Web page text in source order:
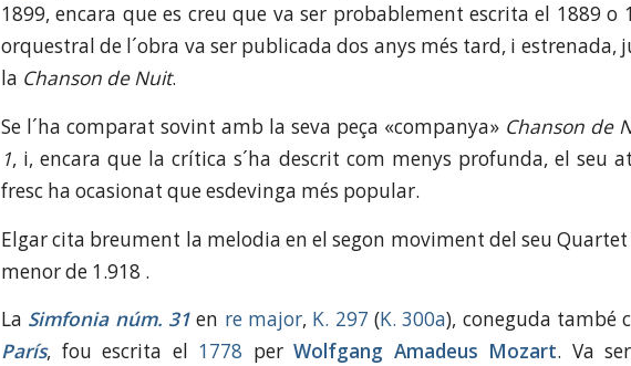
1899, encara que es creu que va ser probablement escrita el 1889 o
orquestral de l´obra va ser publicada dos anys més tard, i
la Chanson de Nuit.
Se l´ha comparat sovint amb la seva peça «companya» Chanson de
1, i, encara que la críticas´ha descrit com menys profunda, el seu
fresc ha ocasionat que esdevinga més popular.
Elgar cita breument la melodia en el segon moviment del seu
menor de 1.918 .
La Simfonia núm. 31 en re major, K. 297 (K. 300a), coneguda també
París, fou escrita el 1778 per Wolfgang Amadeus Mozart. Va